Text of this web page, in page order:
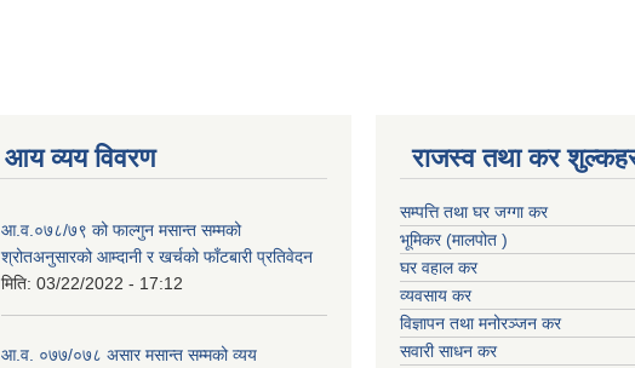
आय व्यय विवरण
आ.व.०७८/७९ को फाल्गुन मसान्त सम्मको
श्रोतअनुसारको आम्दानी र खर्चको फाँटबारी प्रतिवेदन
मिति: 03/22/2022 - 17:12
आ.व. ०७७/०७८ असार मसान्त सम्मको व्यय
राजस्व तथा कर
सम्पत्ति तथा घर जग्गा कर
भूमिकर (मालपोत )
घर वहाल कर
व्यवसाय कर
विज्ञापन तथा मनोरञ्जन कर
सवारी साधन कर